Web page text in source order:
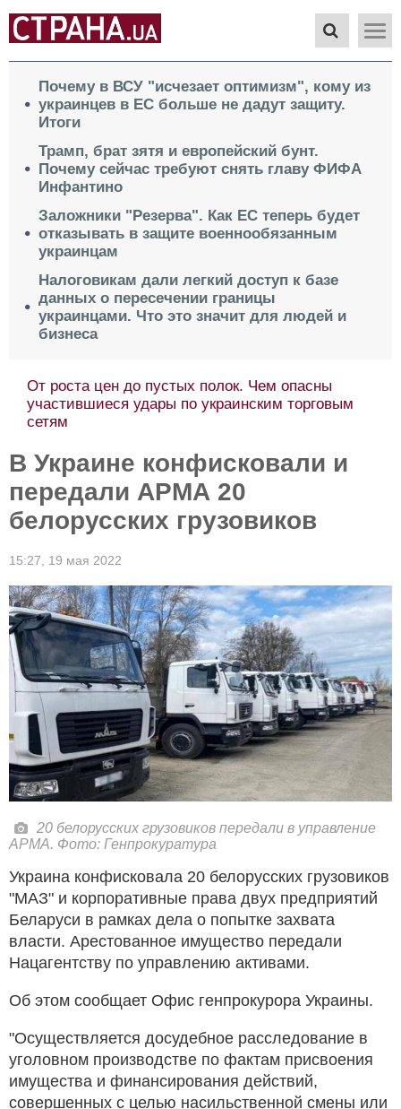
Почему в ВСУ "исчезает оптимизм", кому из
украинцев в ЕС больше не дадут защиту.
Итоги
Трамп, брат зятя и европейский бунт.
Почему сейчас требуют снять главу ФИФА
Инфантино
Заложники "Резерва". Как ЕС теперь будет
отказывать в защите военнообязанным
украинцам
Налоговикам дали легкий доступ к базе
данных о пересечении границы
украинцами. Что это значит для людей и
бизнеса
От роста цен до пустых полок. Чем опасны
участившиеся удары по украинским торговым
сетям
В Украине конфисковали и
передали АРМА 20
белорусских грузовиков
15:27, 19 мая 2022
20 белорусских грузовиков передали в управление
АРМА. Фото: Генпрокуратура
Украина конфисковала 20 белорусских грузовиков
"МАЗ" и корпоративные права двух предприятий
Беларуси в рамках дела о попытке захвата
власти. Арестованное имущество передали
Нацагентству по управлению активами.
Об этом сообщает Офис генпрокурора Украины.
"Осуществляется досудебное расследование в
уголовном производстве по фактам присвоения
имущества и финансирования действий,
совершенных с целью насильственной смены или